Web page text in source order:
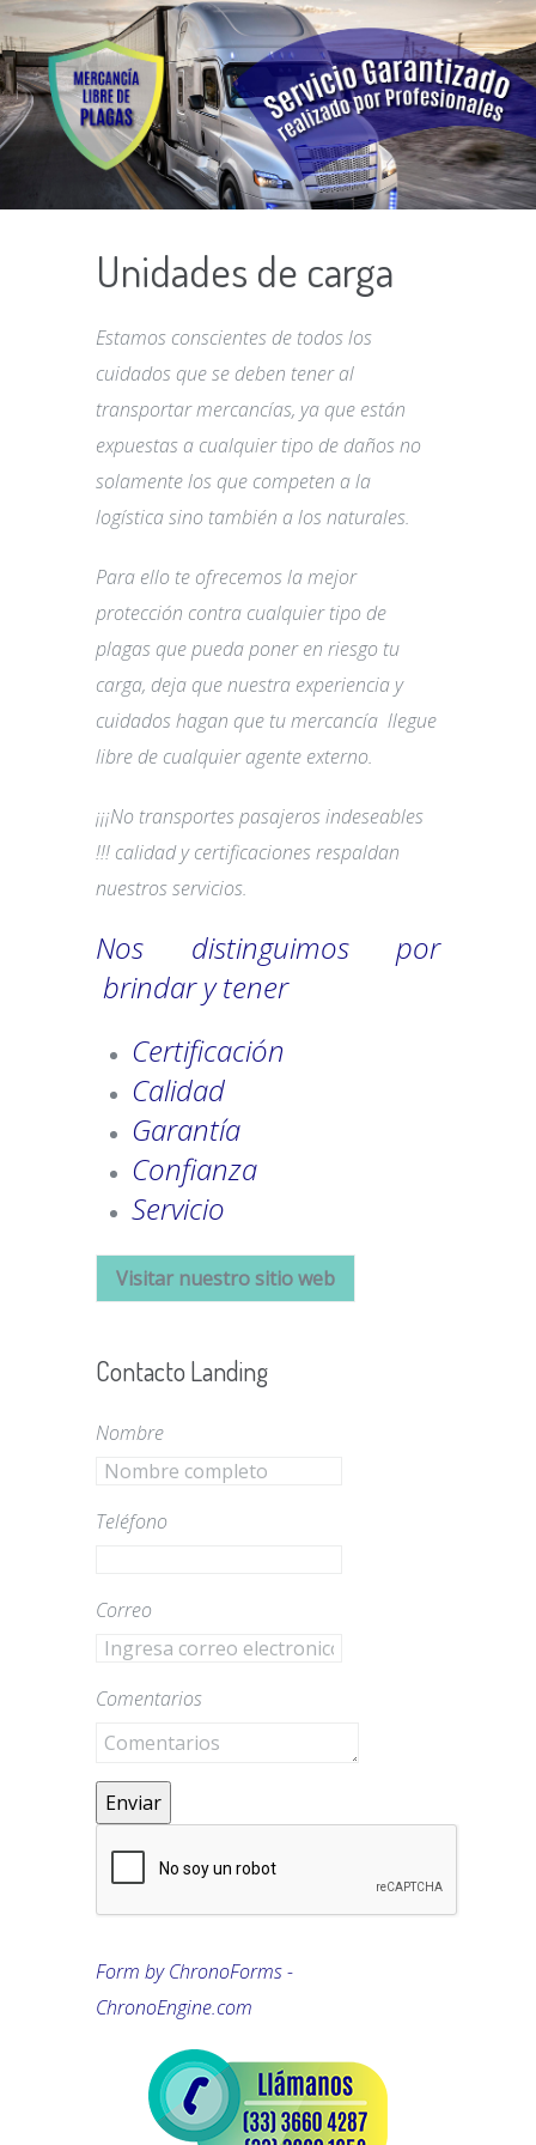
Unidades de carga
Estamos conscientes de todos los
cuidados que se deben tener al
transportar mercancías, ya que están
expuestas a cualquier tipo de daños no
solamente los que competen a la
logística sino también a los naturales.
Para ello te ofrecemos la mejor
protección contra cualquier tipo de
plagas que pueda poner en riesgo tu
carga, deja que nuestra experiencia y
cuidados hagan que tu mercancía llegue
libre de cualquier agente externo.
¡¡¡No transportes pasajeros indeseables
!!! calidad y certificaciones respaldan
nuestros servicios.
Nos distinguimos por
brindar y tener
Certificación
Calidad
Garantía
Confianza
Servicio
Visitar nuestro sitio web
Contacto Landing
Nombre
Teléfono
Correo
Comentarios
Enviar
Form by ChronoForms -
ChronoEngine.com